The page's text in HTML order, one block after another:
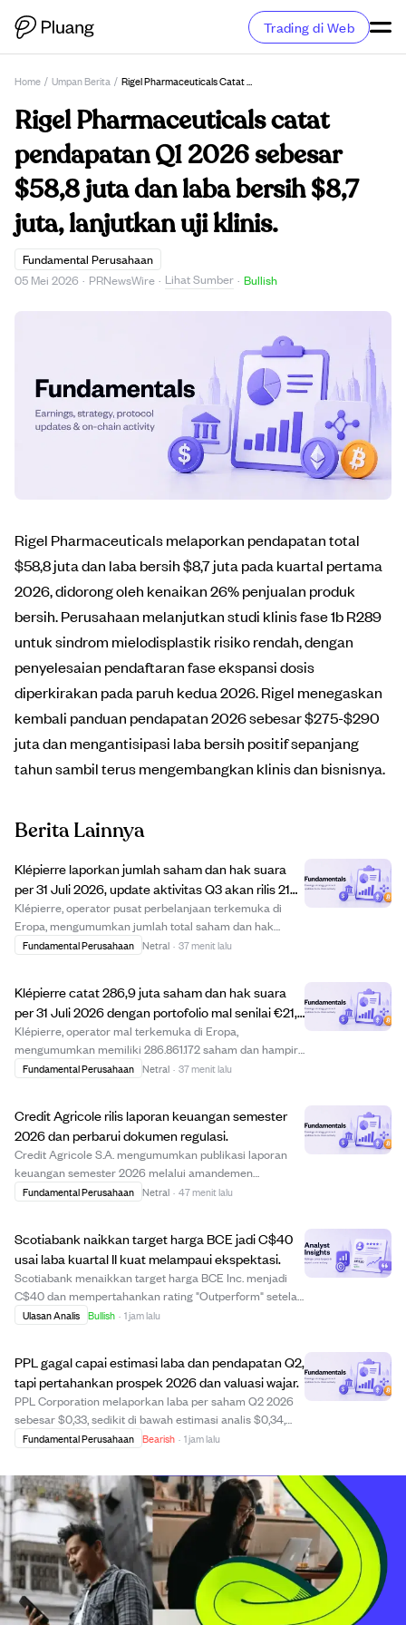
Trading di Web
Home / Umpan Berita / Rigel Pharmaceuticals Catat Pendapatan Q1 2026 Sebesar $58,8 Juta Dan Laba Bersih $8,7 Juta, Lanjutkan Uji Klinis.
Rigel Pharmaceuticals catat
pendapatan Q1 2026 sebesar
$58,8 juta dan laba bersih $8,7
juta, lanjutkan uji klinis.
Fundamental Perusahaan
05 Mei 2026 · PRNewsWire · Lihat Sumber · Bullish
Rigel Pharmaceuticals melaporkan pendapatan total
$58,8 juta dan laba bersih $8,7 juta pada kuartal pertama
2026, didorong oleh kenaikan 26% penjualan produk
bersih. Perusahaan melanjutkan studi klinis fase 1b R289
untuk sindrom mielodisplastik risiko rendah, dengan
penyelesaian pendaftaran fase ekspansi dosis
diperkirakan pada paruh kedua 2026. Rigel menegaskan
kembali panduan pendapatan 2026 sebesar $275-$290
juta dan mengantisipasi laba bersih positif sepanjang
tahun sambil terus mengembangkan klinis dan bisnisnya.
Berita Lainnya
Klépierre laporkan jumlah saham dan hak suara
per 31 Juli 2026, update aktivitas Q3 akan rilis 21
Oktober.
Klépierre, operator pusat perbelanjaan terkemuka di
Eropa, mengumumkan jumlah total saham dan hak
suara per 31 Juli 2026. Perusahaan memiliki 286.861.172
Fundamental Perusahaan Netral · 37 menit lalu
Klépierre catat 286,9 juta saham dan hak suara
per 31 Juli 2026 dengan portofolio mal senilai €21,8
miliar.
Klépierre, operator mal terkemuka di Eropa,
mengumumkan memiliki 286.861.172 saham dan hampir
jumlah hak suara yang sama per 31 Juli 2026. Portofolio
Fundamental Perusahaan Netral · 37 menit lalu
Credit Agricole rilis laporan keuangan semester
2026 dan perbarui dokumen regulasi.
Credit Agricole S.A. mengumumkan publikasi laporan
keuangan semester 2026 melalui amandemen
Dokumen Pendaftaran Universal 2025 yang diajukan ke
Fundamental Perusahaan Netral · 47 menit lalu
Scotiabank naikkan target harga BCE jadi C$40
usai laba kuartal II kuat melampaui ekspektasi.
Scotiabank menaikkan target harga BCE Inc. menjadi
C$40 dan mempertahankan rating "Outperform" setelah
hasil kuartal II 2026 yang kuat. Perusahaan melaporkan
Ulasan Analis Bullish · 1 jam lalu
PPL gagal capai estimasi laba dan pendapatan Q2,
tapi pertahankan prospek 2026 dan valuasi wajar.
PPL Corporation melaporkan laba per saham Q2 2026
sebesar $0,33, sedikit di bawah estimasi analis $0,34,
dan pendapatan $2,11 miliar, melewati target $2,19 miliar.
pertumbuhan pendapatan tahunan dan me...
Fundamental Perusahaan Bearish · 1 jam lalu